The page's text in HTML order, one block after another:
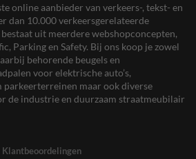
online aanbieder van verkeers-, tekst- en
dan 10.000 verkeersgerelateerde
uit meerdere webshopconcepten,
Parking en Safety. Bij ons koop je zowel
behorende beugels en
voor elektrische auto’s,
maar ook diverse
de industrie en duurzaam straatmeubilair
Klantbeoordelingen